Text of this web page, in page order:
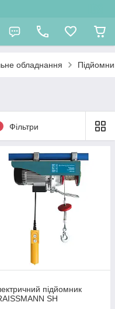
обладнання
Фільтри
підйомник
SH